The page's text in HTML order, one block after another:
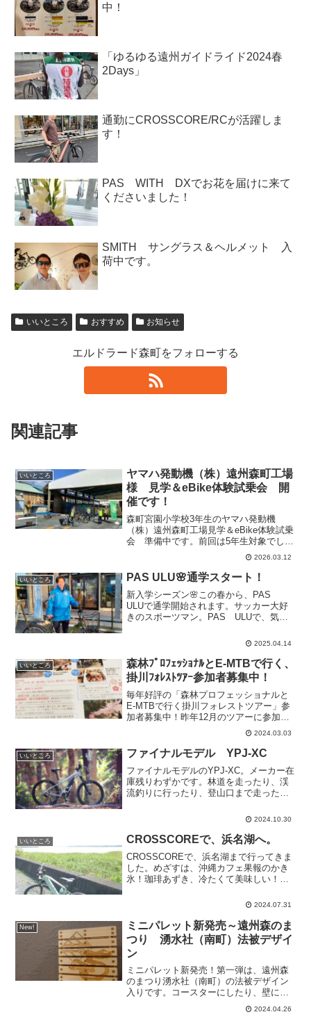
中！
「ゆるゆる遠州ガイドライド2024春
2Days」
通勤にCROSSCORE/RCが活躍しま
す！
PAS WITH DXでお花を届けに来て
くださいました！
SMITH サングラス＆ヘルメット 入
荷中です。
いいところ おすすめ お知らせ
エルドラード森町をフォローする
関連記事
いいところ
ヤマハ発動機（株）遠州森町工場
様 見学＆eBike体験試乗会 開
催です！
森町宮園小学校3年生のヤマハ発動機
（株）遠州森町工場見学＆eBike体験試乗
会 準備中です。前回は5年生対象でし
た。今回も4グループに分かれて、工場見
学前後にPAS試乗体験走行にチャレンジ
していただきます。楽しみです！
2026.03.12
いいところ PAS ULU🌸通学スタート！
新入学シーズン🌸この春から、PAS
ULUで通学開始されます。サッカー大好
きのスポーツマン。PAS ULUで、気を
2025.04.14
いいところ
森林ﾌﾟﾛﾌｪｯｼｮﾅﾙとE-MTBで行く、
掛川ﾌｫﾚｽﾄﾂｱｰ参加者募集中！
毎年好評の「森林プロフェッショナルと
E-MTBで行く掛川フォレストツアー」参
加者募集中！昨年12月のツアーに参加し
ましたが、E-MTBなのでぐいぐい坂道も
登っていけます。ガイドツアーなので、
地元の旧跡、名所、銘木の説明もあり、
おいしい地元の...
2024.03.03
いいところ ファイナルモデル YPJ-XC
ファイナルモデルのYPJ-XC。メーカー在
庫残りわずかです。林道を走ったり、渓
流釣りに行ったり、登山口まで走った
楽しいです！ただいま、YPJ-XC展示中で
2024.10.30
いいところ CROSSCOREで、浜名湖へ。
CROSSCOREで、浜名湖まで行ってきま
した。めざすは、沖縄カフェ果報のかき
氷！珈琲あずき、冷たくて美味しい！元
ションされたカフェ。中は、沖縄音楽や
2024.07.31
New!
ミニパレット新発売～遠州森のま
つり 湧水社（南町）法被デザイ
ン
ミニパレット新発売！第一弾は、遠州森
のまつり湧水社（南町）の法被デザイン
入りです。コースターにしたり、壁に掛
けたり、軽くて便利なミニパレットで
す！エルドラード森町で販売中です！ ミ
2024.04.26